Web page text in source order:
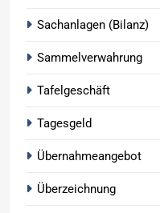
Sachanlagen (Bilanz)
Sammelverwahrung
Tafelgeschäft
Tagesgeld
Übernahmeangebot
Überzeichnung